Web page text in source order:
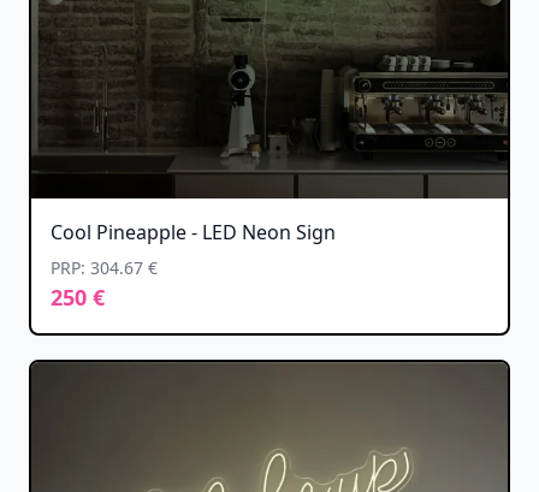
Cool Pineapple - LED Neon Sign
PRP: 304.67 €
250 €